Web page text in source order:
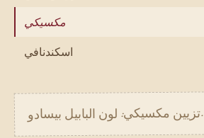
مكسيكي
اسكندنافي
تزيين مكسيكي: لون البابيل بيسادو.